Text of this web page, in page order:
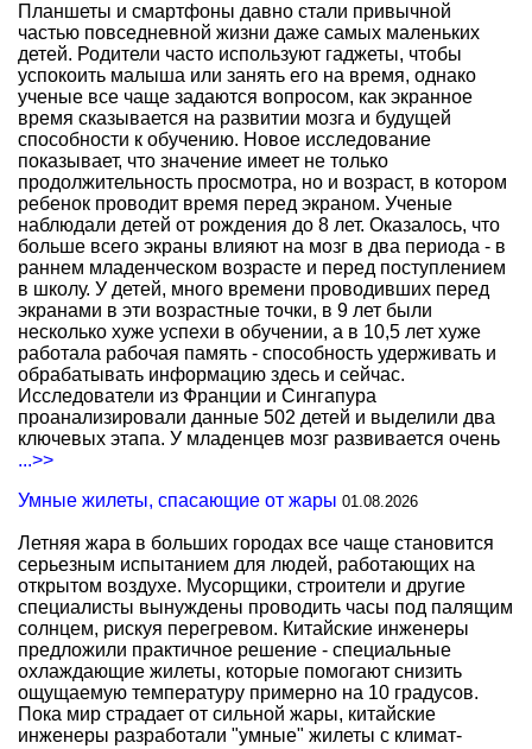
Планшеты и смартфоны давно стали привычной
частью повседневной жизни даже самых маленьких
детей. Родители часто используют гаджеты, чтобы
успокоить малыша или занять его на время, однако
ученые все чаще задаются вопросом, как экранное
время сказывается на развитии мозга и будущей
способности к обучению. Новое исследование
показывает, что значение имеет не только
продолжительность просмотра, но и возраст, в котором
ребенок проводит время перед экраном. Ученые
наблюдали детей от рождения до 8 лет. Оказалось, что
больше всего экраны влияют на мозг в два периода - в
раннем младенческом возрасте и перед поступлением
в школу. У детей, много времени проводивших перед
экранами в эти возрастные точки, в 9 лет были
несколько хуже успехи в обучении, а в 10,5 лет хуже
работала рабочая память - способность удерживать и
обрабатывать информацию здесь и сейчас.
Исследователи из Франции и Сингапура
проанализировали данные 502 детей и выделили два
ключевых этапа. У младенцев мозг развивается очень
...>>
Умные жилеты, спасающие от жары 01.08.2026
Летняя жара в больших городах все чаще становится
серьезным испытанием для людей, работающих на
открытом воздухе. Мусорщики, строители и другие
специалисты вынуждены проводить часы под палящим
солнцем, рискуя перегревом. Китайские инженеры
предложили практичное решение - специальные
охлаждающие жилеты, которые помогают снизить
ощущаемую температуру примерно на 10 градусов.
Пока мир страдает от сильной жары, китайские
инженеры разработали "умные" жилеты с климат-